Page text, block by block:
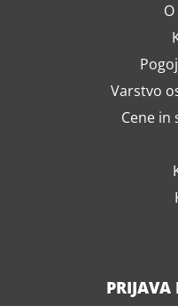
Varstvo
Cene in
PRIJAVA